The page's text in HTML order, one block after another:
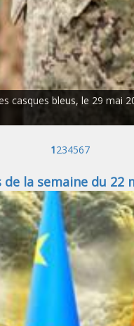
casques bleus, le 29 mai
1234567
de la semaine du 22